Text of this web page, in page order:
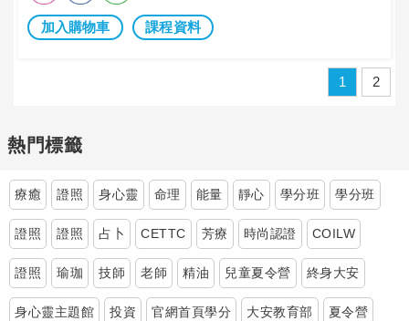
加入購物車 課程資料
1 2
熱門標籤
療癒 證照 身心靈 命理 能量 靜心 學分班 學分班
證照 證照 占卜 CETTC 芳療 時尚認證 COILW
證照 瑜珈 技師 老師 精油 兒童夏令營 終身大安
身心靈主題館 投資 官網首頁學分 大安教育部 夏令營